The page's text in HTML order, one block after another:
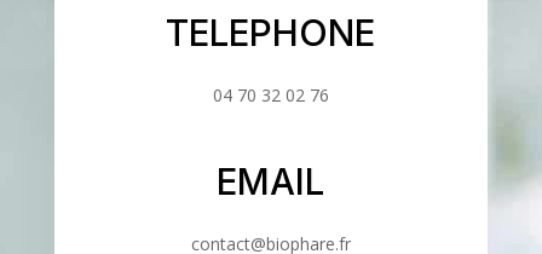
TELEPHONE
04 70 32 02 76
EMAIL
contact@biophare.fr